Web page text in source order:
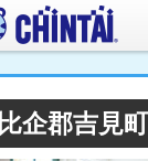
比企郡吉見